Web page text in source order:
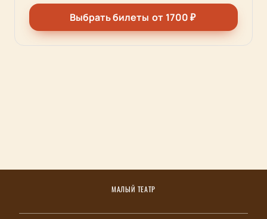
Выбрать билеты от 1700₽
МАЛЫЙ ТЕАТР